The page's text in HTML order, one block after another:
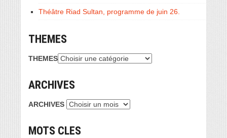
Théâtre Riad Sultan, programme de juin 26.
THEMES
THEMES
ARCHIVES
ARCHIVES
MOTS CLES